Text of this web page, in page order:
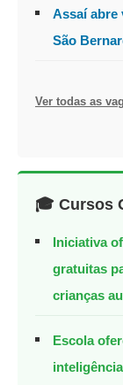
Assaí abre
São
Ver todas as
🎓 Cursos
Iniciativa
gratuitas
crianças
Escola